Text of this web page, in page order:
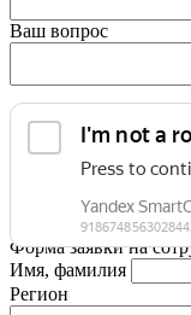
Ваш вопрос
Форма заявки на
Имя, фамилия
Регион